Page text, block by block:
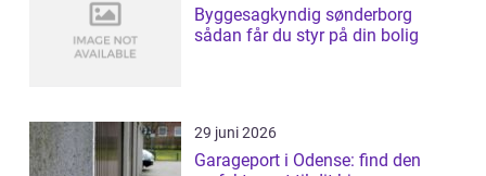
Byggesagkyndig sønderborg
sådan får du styr på din bolig
29 juni 2026
Garageport i Odense: find den